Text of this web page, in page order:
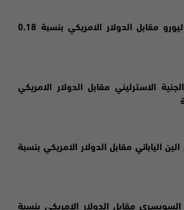
– انخفض زوج اليورو مقابل الدولار الامريكي بنسبة 0.18
الاسترليني مقابل الدولار الامريكي
الياباني مقابل الدولار الامريكي بنسبة
مقابل الدولار الامريكي بنسبة